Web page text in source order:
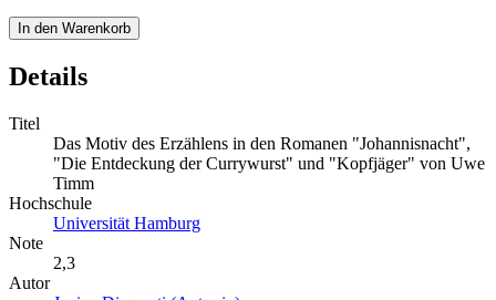
In den Warenkorb
Details
Titel
Das Motiv des Erzählens in den Romanen "Johannisnacht",
"Die Entdeckung der Currywurst" und "Kopfjäger" von Uwe
Timm
Hochschule
Universität Hamburg
Note
2,3
Autor